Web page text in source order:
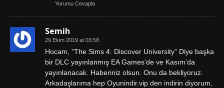
Yorumu Cevapla
Semih
29 Ekim 2019 at 03:58
Hocam, ”The Sims 4: Discover University” Diye başka
bir DLC yayınlanmış EA Games’de ve Kasım’da
yayınlanacak. Haberiniz olsun. Onu da bekliyoruz.
Arkadaşlarıma hep Oyunindir.vip den indirin diyorum,